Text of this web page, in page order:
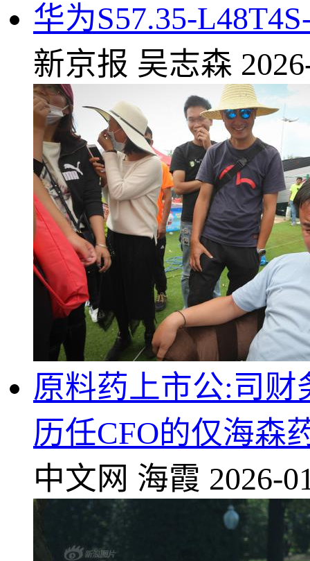
华为S57.35-
新京报 吴志森
原料药上市公:司
历任CFO的仅海森
中文网 海霞 2026-